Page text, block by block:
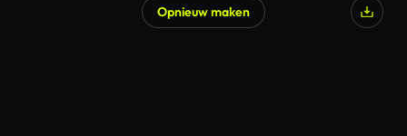
Opnieuw maken